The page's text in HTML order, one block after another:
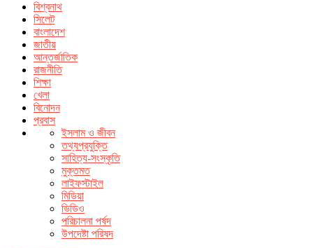
বিশ্বনাথ
সিলেট
বাংলাদেশ
জাতীয়
আন্তর্জাতিক
রাজনীতি
শিক্ষা
খেলা
বিনোদন
প্রবাস
ইসলাম ও জীবন
তথ্যপ্রযুক্তি
সাহিত্য-সংস্কৃতি
মুক্তমত
লাইফস্টাইল
মিডিয়া
ভিডিও
পরিচালনা পর্ষদ
উপদেষ্টা পরিষদ